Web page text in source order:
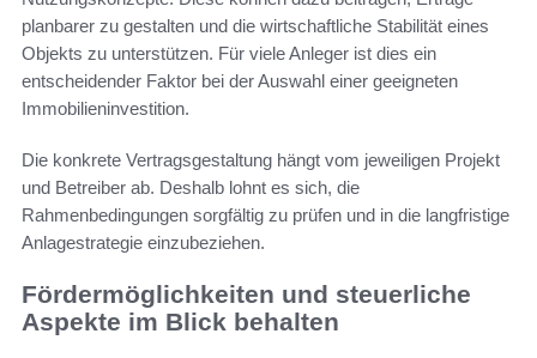
planbarer zu gestalten und die wirtschaftliche Stabilität eines
Objekts zu unterstützen. Für viele Anleger ist dies ein
entscheidender Faktor bei der Auswahl einer geeigneten
Immobilieninvestition.
Die konkrete Vertragsgestaltung hängt vom jeweiligen Projekt
und Betreiber ab. Deshalb lohnt es sich, die
Rahmenbedingungen sorgfältig zu prüfen und in die langfristige
Anlagestrategie einzubeziehen.
Fördermöglichkeiten und steuerliche
Aspekte im Blick behalten